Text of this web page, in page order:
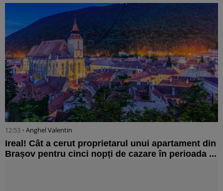
12:53 • Anghel Valentin
Ireal! Cât a cerut proprietarul unui apartament din
Brașov pentru cinci nopți de cazare în perioada ...